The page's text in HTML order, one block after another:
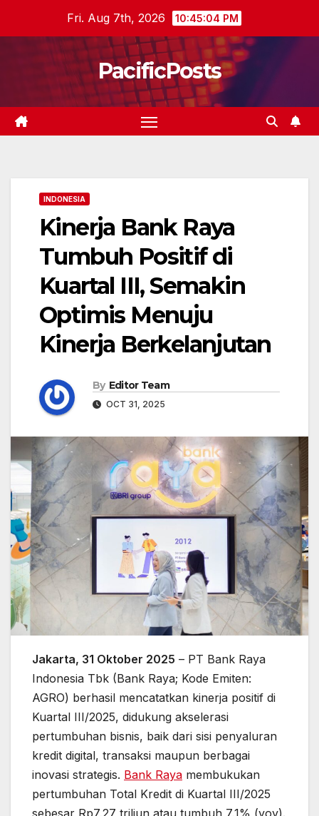
Fri. Aug 7th, 2026 10:45:05 PM
PacificPosts
INDONESIA
Kinerja Bank Raya
Tumbuh Positif di
Kuartal III, Semakin
Optimis Menuju
Kinerja Berkelanjutan
By Editor Team
OCT 31, 2025
Jakarta, 31 Oktober 2025 – PT Bank Raya
Indonesia Tbk (Bank Raya; Kode Emiten:
AGRO) berhasil mencatatkan kinerja positif di
Kuartal III/2025, didukung akselerasi
pertumbuhan bisnis, baik dari sisi penyaluran
kredit digital, transaksi maupun berbagai
inovasi strategis. Bank Raya membukukan
pertumbuhan Total Kredit di Kuartal III/2025
sebesar Rp7,27 triliun atau tumbuh 7,1% (yoy).